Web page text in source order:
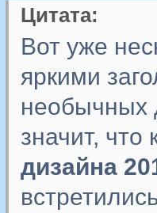
Цитата:
Вот уже
яркими
необычных
значит,
дизайна